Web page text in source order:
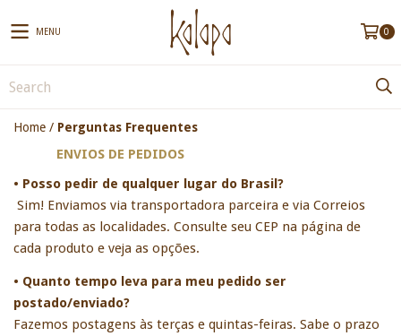
MENU 0
Home / Perguntas Frequentes
ENVIOS DE PEDIDOS
• Posso pedir de qualquer lugar do Brasil?
Sim! Enviamos via transportadora parceira e via Correios
para todas as localidades. Consulte seu CEP na página de
cada produto e veja as opções.
• Quanto tempo leva para meu pedido ser
postado/enviado?
Fazemos postagens às terças e quintas-feiras. Sabe o prazo